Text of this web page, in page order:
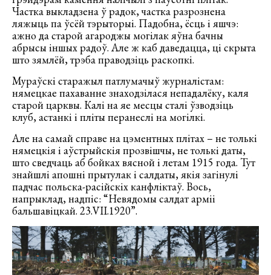
Частка выкладзена ў радок, частка разрознена
ляжыць па ўсёй тэрыторыі. Падобна, ёсць і яшчэ:
ажно да старой агароджы могілак яўна бачны
абрысы іншых радоў. Але ж каб даведацца, ці скрыта
што зямлёй, трэба праводзіць раскопкі.
Мураўскі старажыл патлумачыў журналістам:
нямецкае пахаванне знаходзілася непадалёку, каля
старой царквы. Калі на яе месцы сталі ўзводзіць
клуб, астанкі і пліты перанеслі на могілкі.
Але на самай справе на цэментных плітах – не толькі
нямецкія і аўстрыйскія прозвішчы, не толькі даты,
што сведчаць аб бойках вясной і летам 1915 года. Тут
знайшлі апошні прытулак і салдаты, якія загінулі
падчас польска-расійскіх канфліктаў. Вось,
напрыклад, надпіс: “Невядомы салдат арміі
бальшавіцкай. 23.VII.1920”.